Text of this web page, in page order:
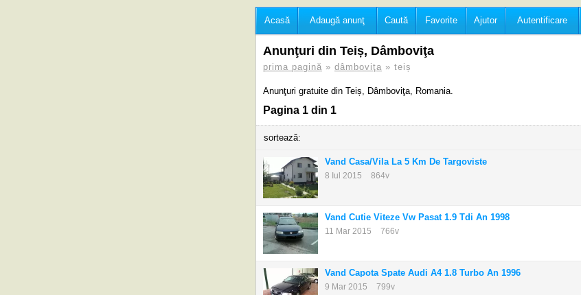
Acasă Adaugă anunţ Caută Favorite Ajutor Autentificare
Anunţuri din Teiș, Dâmboviţa
prima pagină » dâmboviţa » teiș
Anunţuri gratuite din Teiș, Dâmboviţa, Romania.
Pagina 1 din 1
sortează:
Vand Casa/vila La 5 Km De Targoviste
8 Iul 2015 864v
Vand Cutie Viteze Vw Pasat 1.9 Tdi An 1998
11 Mar 2015 766v
Vand Capota Spate Audi A4 1.8 Turbo An 1996
9 Mar 2015 799v